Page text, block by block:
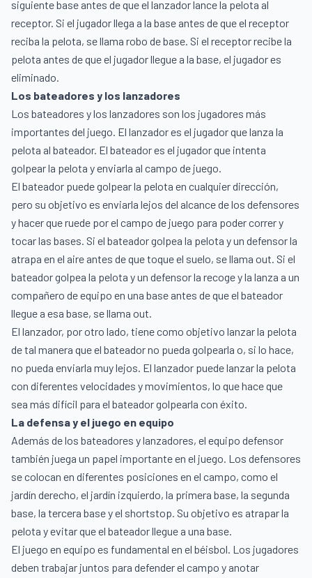
siguiente base antes de que el lanzador lance la pelota al
receptor. Si el jugador llega a la base antes de que el receptor
reciba la pelota, se llama robo de base. Si el receptor recibe la
pelota antes de que el jugador llegue a la base, el jugador es
eliminado.
Los bateadores y los lanzadores
Los bateadores y los lanzadores son los jugadores más
importantes del juego. El lanzador es el jugador que lanza la
pelota al bateador. El bateador es el jugador que intenta
golpear la pelota y enviarla al campo de juego.
El bateador puede golpear la pelota en cualquier dirección,
pero su objetivo es enviarla lejos del alcance de los defensores
y hacer que ruede por el campo de juego para poder correr y
tocar las bases. Si el bateador golpea la pelota y un defensor la
atrapa en el aire antes de que toque el suelo, se llama out. Si el
bateador golpea la pelota y un defensor la recoge y la lanza a un
compañero de equipo en una base antes de que el bateador
llegue a esa base, se llama out.
El lanzador, por otro lado, tiene como objetivo lanzar la pelota
de tal manera que el bateador no pueda golpearla o, si lo hace,
no pueda enviarla muy lejos. El lanzador puede lanzar la pelota
con diferentes velocidades y movimientos, lo que hace que
sea más difícil para el bateador golpearla con éxito.
La defensa y el juego en equipo
Además de los bateadores y lanzadores, el equipo defensor
también juega un papel importante en el juego. Los defensores
se colocan en diferentes posiciones en el campo, como el
jardín derecho, el jardín izquierdo, la primera base, la segunda
base, la tercera base y el shortstop. Su objetivo es atrapar la
pelota y evitar que el bateador llegue a una base.
El juego en equipo es fundamental en el béisbol. Los jugadores
deben trabajar juntos para defender el campo y anotar